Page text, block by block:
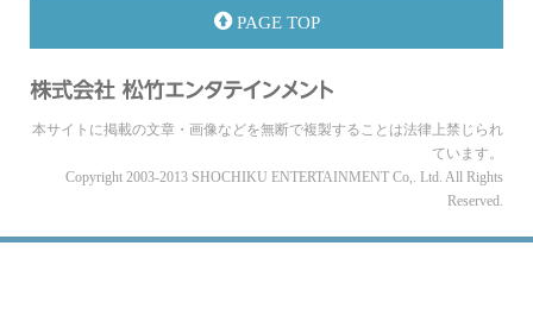
PAGE TOP
本サイトに掲載の文章・画像などを無断で複製することは法律上禁じられ
ています。
Copyright 2003-2013 SHOCHIKU ENTERTAINMENT Co,. Ltd. All Rights
Reserved.